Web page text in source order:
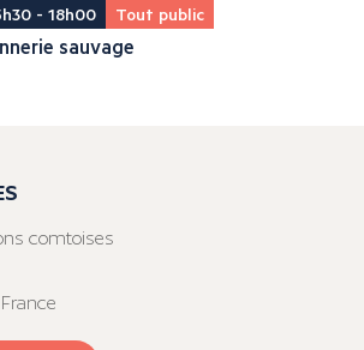
- 18h00 Tout public
sauvage
comtoises